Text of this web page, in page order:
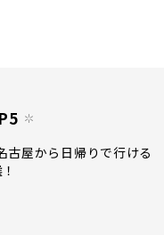
古屋から日帰りで行ける